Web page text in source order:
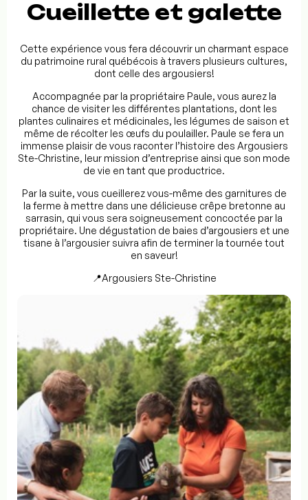
Cueillette et galette
Cette expérience vous fera découvrir un charmant espace
du patrimoine rural québécois à travers plusieurs cultures,
dont celle des argousiers!
Accompagnée par la propriétaire Paule, vous aurez la
chance de visiter les différentes plantations, dont les
plantes culinaires et médicinales, les légumes de saison et
même de récolter les œufs du poulailler. Paule se fera un
immense plaisir de vous raconter l’histoire des Argousiers
Ste-Christine, leur mission d’entreprise ainsi que son mode
de vie en tant que productrice.
Par la suite, vous cueillerez vous-même des garnitures de
la ferme à mettre dans une délicieuse crêpe bretonne au
sarrasin, qui vous sera soigneusement concoctée par la
propriétaire. Une dégustation de baies d’argousiers et une
tisane à l’argousier suivra afin de terminer la tournée tout
en saveur!
📍Argousiers Ste-Christine